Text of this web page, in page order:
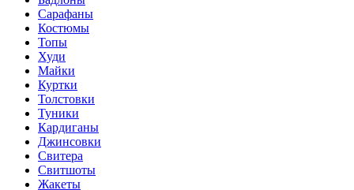
Сарафаны
Костюмы
Топы
Худи
Майки
Куртки
Толстовки
Туники
Кардиганы
Джинсовки
Свитера
Свитшоты
Жакеты